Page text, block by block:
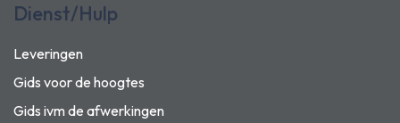
Dienst/Hulp
Leveringen
Gids voor de hoogtes
Gids ivm de afwerkingen